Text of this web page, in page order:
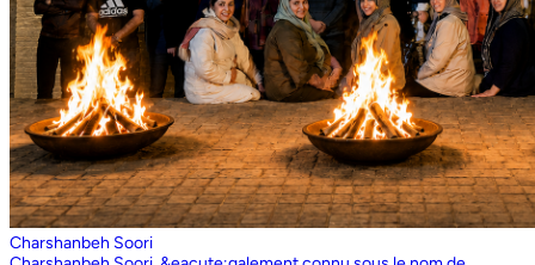
Charshanbeh Soori